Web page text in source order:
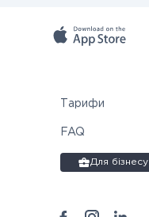
Тарифи
FAQ
Для бізнесу